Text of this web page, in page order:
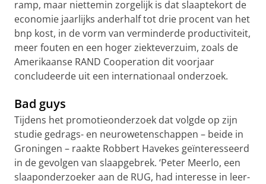
ramp, maar niettemin zorgelijk is dat slaaptekort de
economie jaarlijks anderhalf tot drie procent van het
bnp kost, in de vorm van verminderde productiviteit,
meer fouten en een hoger ziekteverzuim, zoals de
Amerikaanse RAND Cooperation dit voorjaar
concludeerde uit een internationaal onderzoek.
Bad guys
Tijdens het promotieonderzoek dat volgde op zijn
studie gedrags- en neurowetenschappen – beide in
Groningen – raakte Robbert Havekes geïnteresseerd
in de gevolgen van slaapgebrek. ‘Peter Meerlo, een
slaaponderzoeker aan de RUG, had interesse in leer-